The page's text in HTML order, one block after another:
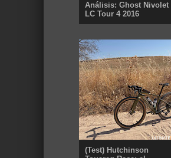
Análisis: Ghost Nivolet
LC Tour 4 2016
(Test) Hutchinson